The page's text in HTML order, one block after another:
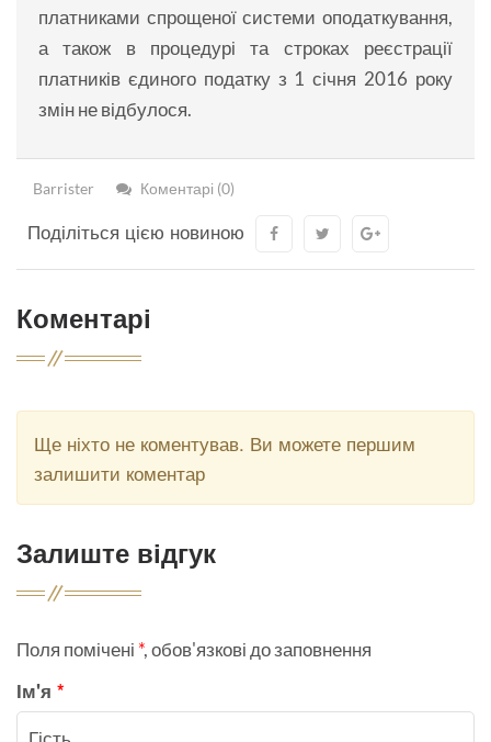
платниками спрощеної системи оподаткування,
а також в процедурі та строках реєстрації
платників єдиного податку з 1 січня 2016 року
змін не відбулося.
Barrister Коментарі (0)
Поділіться цією новиною
Коментарі
Ще ніхто не коментував. Ви можете першим
залишити коментар
Залиште відгук
Поля помічені *, обов'язкові до заповнення
Ім'я *